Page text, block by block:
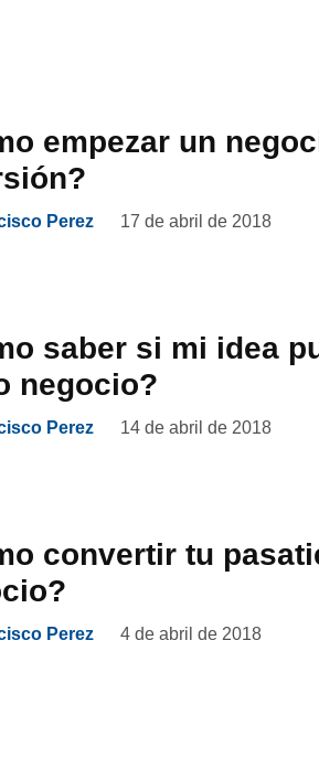
empezar un
Perez 17 de abril de 2018
saber si mi idea
negocio?
Perez 14 de abril de 2018
convertir tu
Perez 4 de abril de 2018